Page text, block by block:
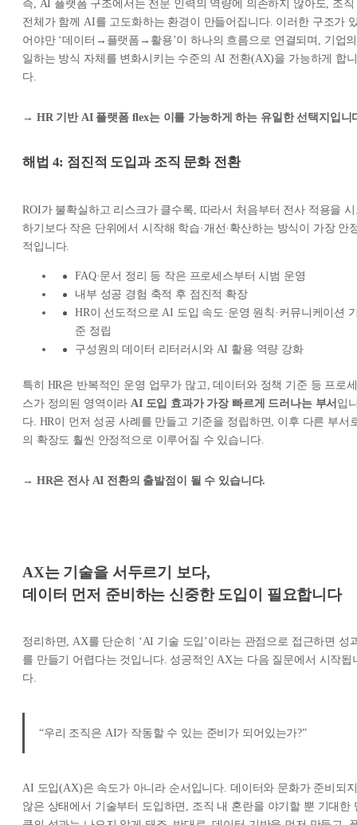
즉, AI 플랫폼 구조에서는 전문 인력의 역량에 의존하지 않아도, 조직
전체가 함께 AI를 고도화하는 환경이 만들어집니다. 이러한 구조가
어야만 ‘데이터→플랫폼→활용’이 하나의 흐름으로 연결되며, 기업의
일하는 방식 자체를 변화시키는 수준의 AI 전환(AX)을 가능하게 합니
다.
→ HR 기반 AI 플랫폼 flex는 이를 가능하게 하는 유일한 선택지입니
해법 4: 점진적 도입과 조직 문화 전환
ROI가 불확실하고 리스크가 클수록, 따라서 처음부터 전사 적용을
하기보다 작은 단위에서 시작해 학습·개선·확산하는 방식이 가장 안
적입니다.
FAQ·문서 정리 등 작은 프로세스부터 시범 운영
내부 성공 경험 축적 후 점진적 확장
HR이 선도적으로 AI 도입 속도·운영 원칙·커뮤니케이션
준 정립
구성원의 데이터 리터러시와 AI 활용 역량 강화
특히 HR은 반복적인 운영 업무가 많고, 데이터와 정책 기준 등 프로세
스가 정의된 영역이라AI 도입 효과가 가장 빠르게 드러나는 부서 입
다. HR이 먼저 성공 사례를 만들고 기준을 정립하면, 이후 다른 부서
의 확장도 훨씬 안정적으로 이루어질 수 있습니다.
→ HR은 전사 AI 전환의 출발점이 될 수 있습니다.
AX는 기술을 서두르기 보다,
데이터 먼저 준비하는 신중한 도입이 필요합니다
정리하면, AX를 단순히 ‘AI 기술 도입’이라는 관점으로 접근하면 성
를 만들기 어렵다는 것입니다. 성공적인 AX는 다음 질문에서 시작됩
다.
“우리 조직은 AI가 작동할 수 있는 준비가 되어있는가?”
AI 도입(AX)은 속도가 아니라 순서입니다. 데이터와 문화가 준비되지
않은 상태에서 기술부터 도입하면, 조직 내 혼란을 야기할 뿐 기대한